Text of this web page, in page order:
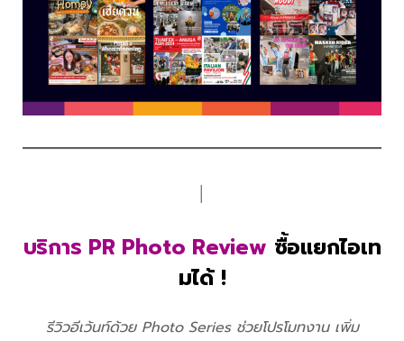
บริการ PR Photo Review ซื้อแยกไอเท
มได้ !
รีวิวอีเว้นท์ด้วย Photo Series ช่วยโปรโมทงาน เพิ่ม